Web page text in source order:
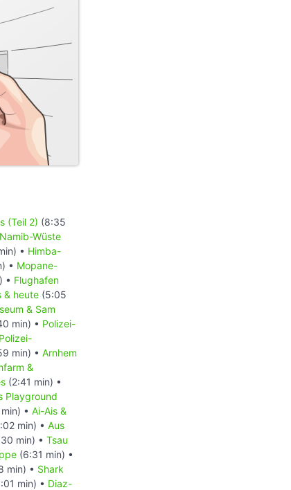
(Teil 2) (8:35
Wüste
• Himba-
• Mopane-
• Flughafen
& heute (5:05
& Sam
min) • Polizei-
Polizei-
min) • Arnhem
&
(2:41 min) •
Playground
• Ai-Ais &
min) • Aus
min) • Tsau
(6:31 min) •
min) • Shark
min) • Diaz-